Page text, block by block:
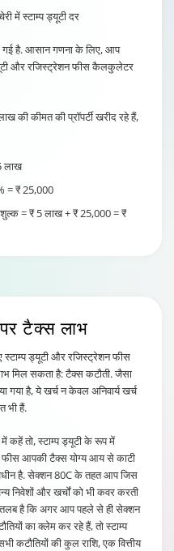
का 1%
₹5,000)
में स्टाम्प ड्यूटी दर
गई है. आसान गणना के लिए, आप
और रजिस्ट्रेशन फीस कैलकुलेटर
की कीमत की प्रॉपर्टी खरीद रहे हैं,
लाख
= ₹ 25,000
= ₹ 5 लाख + ₹ 25,000 = ₹
टैक्स लाभ
स्टाम्प ड्यूटी और रजिस्ट्रेशन फीस
मिल सकता है: टैक्स कटौती. जैसा
है, ये खर्च न केवल अनिवार्य खर्च
भी हैं.
कहें तो, स्टाम्प ड्यूटी के रूप में
फीस आपकी टैक्स योग्य आय से काटी
है. सेक्शन 80C के तहत आप जिस
निवेशों और खर्चों को भी कवर करती
है कि अगर आप पहले से ही सेक्शन
का क्लेम कर रहे हैं, तो स्टाम्प
कटौतियों की कुल राशि, एक वित्तीय